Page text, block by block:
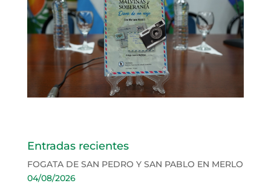
Entradas recientes
FOGATA DE SAN PEDRO Y SAN PABLO EN MERLO
04/08/2026